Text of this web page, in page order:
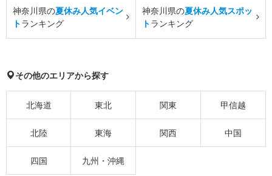
神奈川県の夏休み人気イベン
トランキング
神奈川県の夏休み人気スポッ
トランキング
その他のエリアから探す
北海道 東北 関東 甲信越
北陸 東海 関西 中国
四国 九州・沖縄